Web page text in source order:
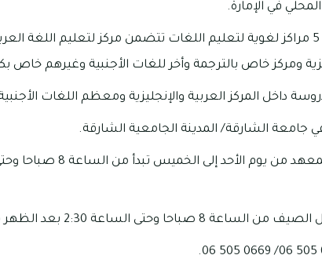
في الإمارة.
يضم معهد اللغات 5 مراكز لغوية لتعليم اللغات تتضمن مركز لتعليم
ومركز خاص بالترجمة وأخر للغات الأجنبية وغيرهم خاص
داخل المركز العربية والإنجليزية ومعظم اللغات
جامعة الشارقة/ المدينة الجامعية الشارقة.
2:30 بعد الظهر من يوم الأحد إلى يوم الخميس.